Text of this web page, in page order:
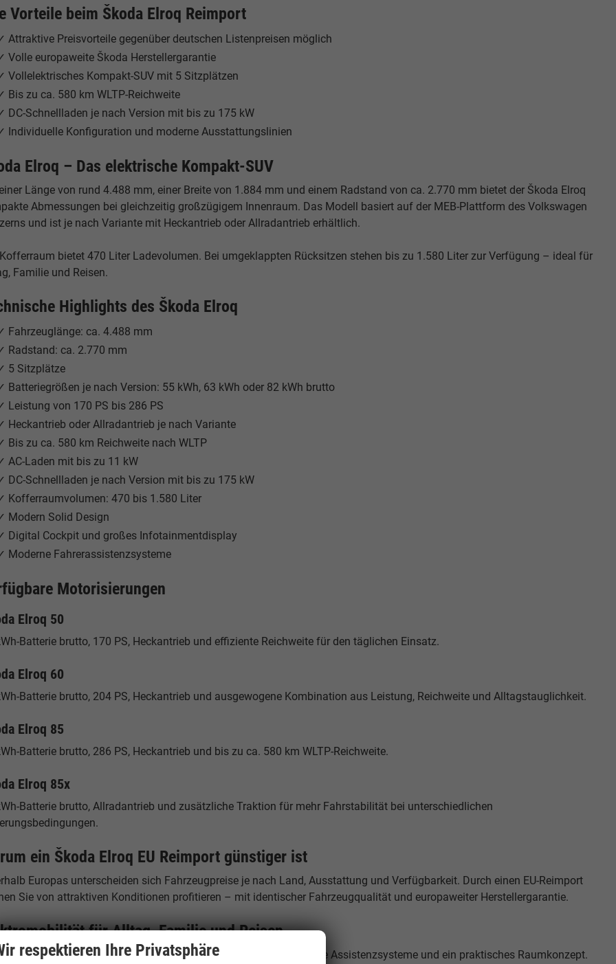
Vorteile beim Škoda Elroq Reimport
Attraktive Preisvorteile gegenüber deutschen Listenpreisen möglich
Volle europaweite Škoda Herstellergarantie
Vollelektrisches Kompakt-SUV mit 5 Sitzplätzen
Bis zu ca. 580 km WLTP-Reichweite
DC-Schnellladen je nach Version mit bis zu 175 kW
Individuelle Konfiguration und moderne Ausstattungslinien
Elroq – Das elektrische Kompakt-SUV
Länge von rund 4.488 mm, einer Breite von 1.884 mm und einem Radstand von ca. 2.770 mm bietet der Škoda Elroq
Abmessungen bei gleichzeitig großzügigem Innenraum. Das Modell basiert auf der MEB-Plattform des Volkswagen
und ist je nach Variante mit Heckantrieb oder Allradantrieb erhältlich.
bietet 470 Liter Ladevolumen. Bei umgeklappten Rücksitzen stehen bis zu 1.580 Liter zur Verfügung – ideal für
Familie und Reisen.
Highlights des Škoda Elroq
Fahrzeuglänge: ca. 4.488 mm
Radstand: ca. 2.770 mm
5 Sitzplätze
Batteriegrößen je nach Version: 55 kWh, 63 kWh oder 82 kWh brutto
Leistung von 170 PS bis 286 PS
Heckantrieb oder Allradantrieb je nach Variante
Bis zu ca. 580 km Reichweite nach WLTP
AC-Laden mit bis zu 11 kW
DC-Schnellladen je nach Version mit bis zu 175 kW
Kofferraumvolumen: 470 bis 1.580 Liter
Modern Solid Design
Digital Cockpit und großes Infotainmentdisplay
Moderne Fahrerassistenzsysteme
Motorisierungen
Elroq 50
Batterie brutto, 170 PS, Heckantrieb und effiziente Reichweite für den täglichen Einsatz.
Elroq 60
Batterie brutto, 204 PS, Heckantrieb und ausgewogene Kombination aus Leistung, Reichweite und Alltagstauglichkeit.
Elroq 85
Batterie brutto, 286 PS, Heckantrieb und bis zu ca. 580 km WLTP-Reichweite.
Elroq 85x
Batterie brutto, Allradantrieb und zusätzliche Traktion für mehr Fahrstabilität bei unterschiedlichen
ein Škoda Elroq EU Reimport günstiger ist
Europas unterscheiden sich Fahrzeugpreise je nach Land, Ausstattung und Verfügbarkeit. Durch einen EU-Reimport
Sie von attraktiven Konditionen profitieren – mit identischer Fahrzeugqualität und europaweiter Herstellergarantie.
für Alltag, Familie und Reisen
Elroq kombiniert hohe Reichweite, kurze Ladezeiten, moderne Assistenzsysteme und ein praktisches Raumkonzept.
respektieren Ihre Privatsphäre